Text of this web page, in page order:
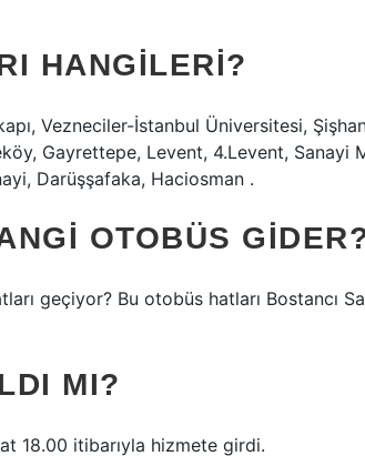
HANGILERI?
Vezneciler-İstanbul Üniversitesi,
Gayrettepe, Levent, 4.Levent, Sanayi
Darüşşafaka, Haciosman .
OTOBÜS
geçiyor? Bu otobüs hatları Bostancı
MI?
18.00 itibarıyla hizmete girdi.